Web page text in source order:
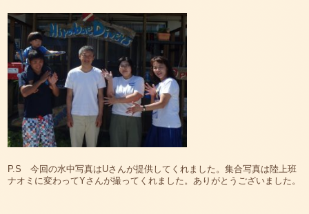
P.S 今回の水中写真はUさんが提供してくれました。集合写真は陸上班
ナオミに変わってYさんが撮ってくれました。ありがとうございました。